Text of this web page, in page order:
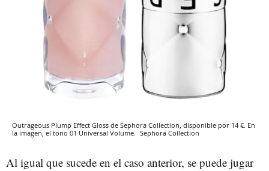
Outrageous Plump Effect Gloss de Sephora Collection, disponible por 14 €. En
la imagen, el tono 01 Universal Volume. Sephora Collection
Al igual que sucede en el caso anterior, se puede jugar